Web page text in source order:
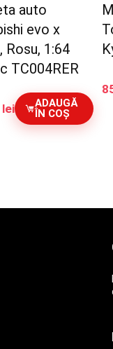
auto
evo x
Rosu, 1:64
TC004RER
lei
ADAUGĂ
ÎN COȘ